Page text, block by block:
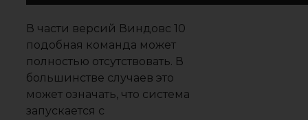
В части версий Виндовс 10
подобная команда может
полностью отсутствовать. В
большинстве случаев это
может означать, что система
запускается с